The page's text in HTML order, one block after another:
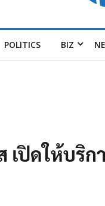
POLITICS BIZ
เปิดให้บริ